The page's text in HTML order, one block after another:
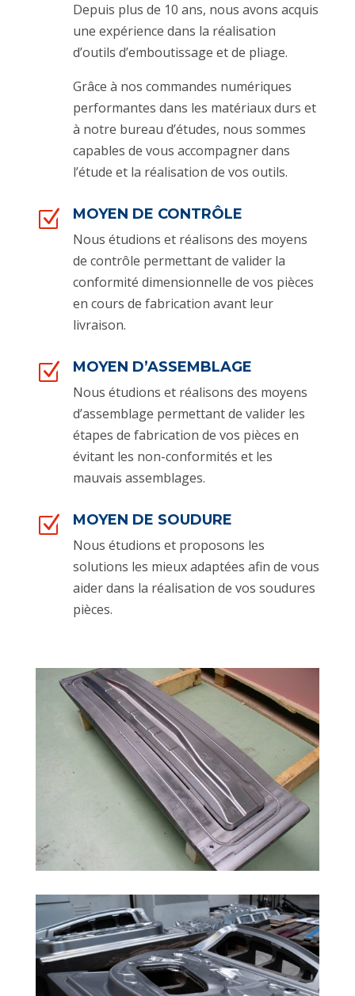
Depuis plus de 10 ans, nous avons acquis
une expérience dans la réalisation
d’outils d’emboutissage et de pliage.
Grâce à nos commandes numériques
performantes dans les matériaux durs et
à notre bureau d’études, nous sommes
capables de vous accompagner dans
l’étude et la réalisation de vos outils.
Z
MOYEN DE CONTRÔLE
Nous étudions et réalisons des moyens
de contrôle permettant de valider la
conformité dimensionnelle de vos pièces
en cours de fabrication avant leur
livraison.
Z
MOYEN D’ASSEMBLAGE
Nous étudions et réalisons des moyens
d’assemblage permettant de valider les
étapes de fabrication de vos pièces en
évitant les non-conformités et les
mauvais assemblages.
Z
MOYEN DE SOUDURE
Nous étudions et proposons les
solutions les mieux adaptées afin de vous
aider dans la réalisation de vos soudures
pièces.